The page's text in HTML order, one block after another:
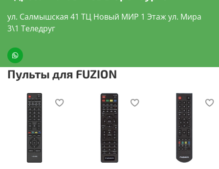
ул. Салмышская 41 ТЦ Новый МИР 1 Этаж ул. Мира
3\1 Теледруг
Пульты для FUZION